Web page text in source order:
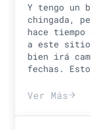
Y tengo un
chingada,
hace
a este
bien irá
fechas.
Ver Más
Bah!